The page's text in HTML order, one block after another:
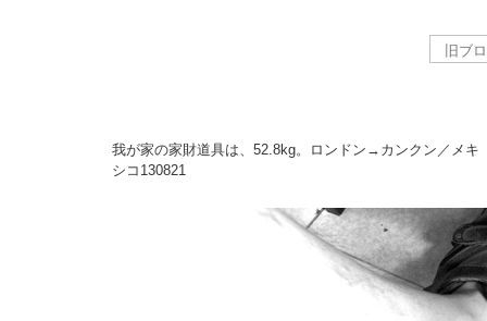
我が家の家財道具は、52.8kg。ロンドン→カンクン／メキ
シコ 130821